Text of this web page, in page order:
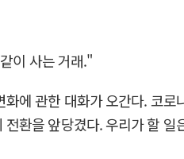
이 사는 거래."
에 관한 대화가 오간다. 코
환을 앞당겼다. 우리가 할